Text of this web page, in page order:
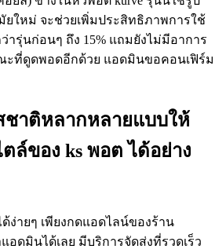
มัยใหม่ จะช่วยเพิ่มประสิทธิภาพการใช้
ารุ่นก่อนๆ ถึง 15% แถมยังไม่มีอาการ
ะที่ดูดพอดอีกด้วย แอดมินขอคอนเฟิร์ม
ชาติหลากหลายแบบให้
ล์ของ ks พอต ได้อย่าง
ง่ายๆ เพียงกดแอดไลน์ของร้าน
ดมินได้เลย มีบริการจัดส่งที่รวดเร็ว